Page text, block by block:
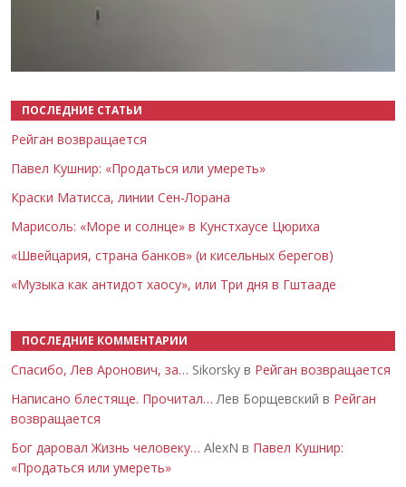
ПОСЛЕДНИЕ СТАТЬИ
Рейган возвращается
Павел Кушнир: «Продаться или умереть»
Краски Матисса, линии Сен-Лорана
Марисоль: «Море и солнце» в Кунстхаусе Цюриха
«Швейцария, страна банков» (и кисельных берегов)
«Музыка как антидот хаосу», или Три дня в Гштааде
ПОСЛЕДНИЕ КОММЕНТАРИИ
Спасибо, Лев Аронович, за… Sikorsky в Рейган возвращается
Написано блестяще. Прочитал… Лев Борщевский в Рейган
возвращается
Бог даровал Жизнь человеку… AlexN в Павел Кушнир:
«Продаться или умереть»